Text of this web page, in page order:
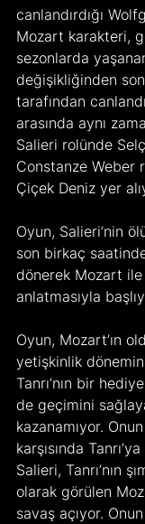
canlandırdığı
Mozart karakteri,
sezonlarda
değişikliğinden
tarafından
arasında aynı
Salieri rolünde
Constanze Weber
Çiçek Deniz yer
Oyun, Salieri’nin
son birkaç
dönerek Mozart ile
anlatmasıyla
Oyun, Mozart’ın
yetişkinlik
Tanrı’nın bir
de geçimini
kazanamıyor.
karşısında
Salieri, Tanrı’nın
olarak görülen
savaş açıyor.